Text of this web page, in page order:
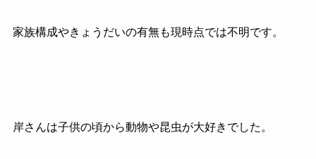
家族構成やきょうだいの有無も現時点では不明です。
岸さんは子供の頃から動物や昆虫が大好きでした。